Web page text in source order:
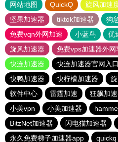
网站地图 QuickQ 旋风加速
坚果加速器
tiktok加速器
狗
免费vqn外网加速
小蓝鸟 优
旋风加速器
免费vps加速器外网
快连加速器
快连加速器官网入口
快鸭加速器
快柠檬加速器
软件中心
雷霆加速 狂飙加
小美vpn
小美加速器
BitzNet加速器
闪电猫加速器
永久免费梯子加速器app
quickq